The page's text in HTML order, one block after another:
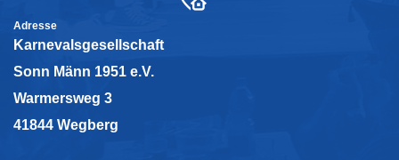
Adresse
Karnevalsgesellschaft
Sonn Männ 1951 e.V.
Warmersweg 3
41844 Wegberg